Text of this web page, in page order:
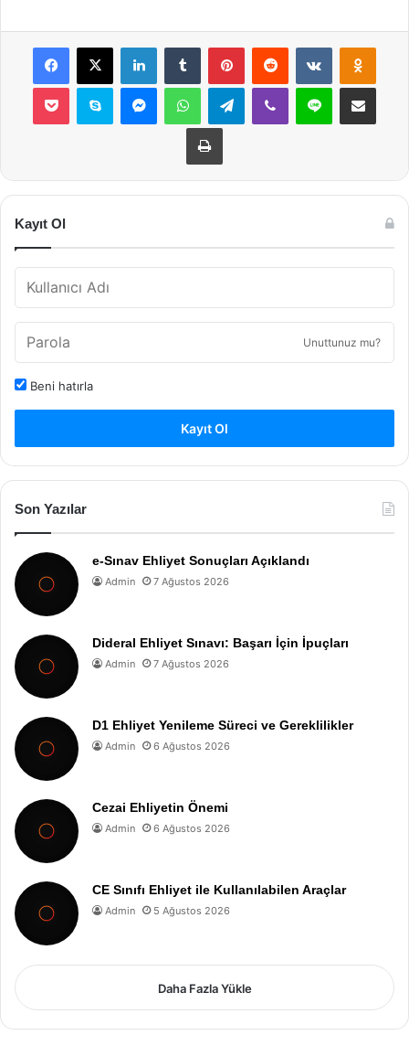
Facebook
X LinkedInTumblr PinterestReddit VKontakte
Pocket Skype MessengerWhatsAppTelegramViber Line E-Posta ile
Yazdır
Kayıt Ol
Unuttunuz mu?
Beni hatırla
Kayıt Ol
Son Yazılar
e-Sınav Ehliyet Sonuçları Açıklandı
Admin 7 Ağustos 2026
Dideral Ehliyet Sınavı: Başarı İçin İpuçları
Admin 7 Ağustos 2026
D1 Ehliyet Yenileme Süreci ve Gereklilikler
Admin 6 Ağustos 2026
Cezai Ehliyetin Önemi
Admin 6 Ağustos 2026
CE Sınıfı Ehliyet ile Kullanılabilen Araçlar
Admin 5 Ağustos 2026
Daha Fazla Yükle